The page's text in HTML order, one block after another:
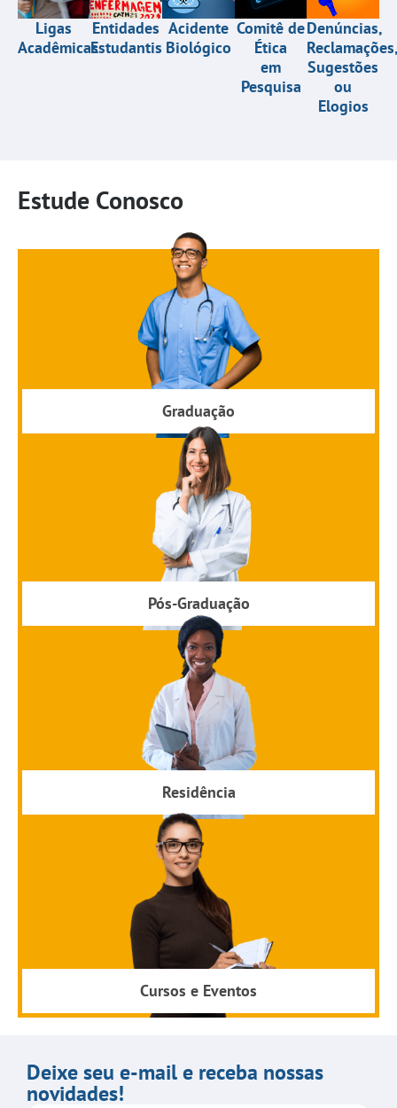
Ligas
Acadêmicas
Entidades
Estudantis
Acidente
Biológico
Comitê de
Ética
em
Pesquisa
Denúncias,
Sugestões
ou
Elogios
Estude Conosco
Graduação
Pós-Graduação
Residência
Cursos e Eventos
Deixe seu e-mail e receba nossas
novidades!